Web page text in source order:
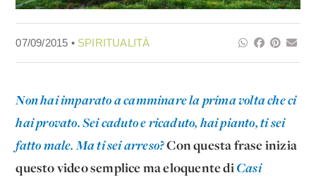
07/09/2015 • SPIRITUALITÀ
Non hai imparato a camminare la prima volta che ci
hai provato. Sei caduto e ricaduto, hai pianto, ti sei
fatto male. Ma ti sei arreso?Con questa frase inizia
questo video semplice ma eloquente diCasi